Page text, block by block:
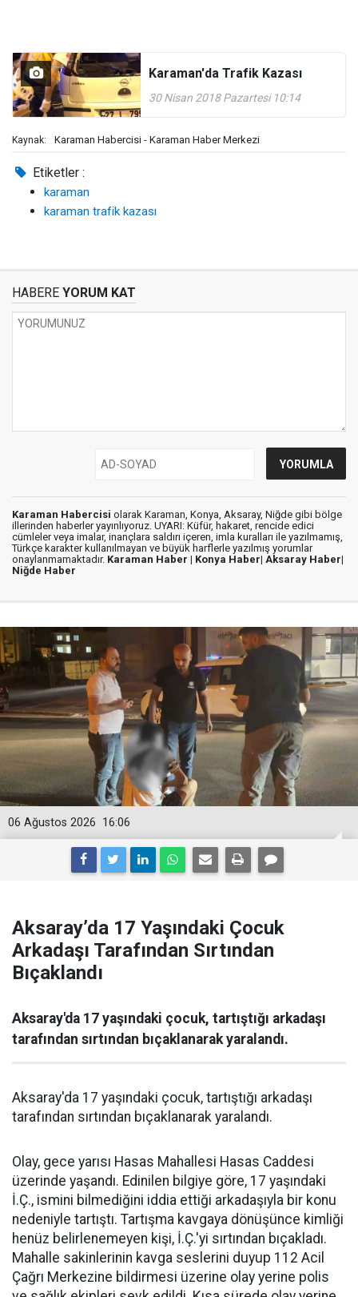
Karaman'da Trafik Kazası
30 Nisan 2018 Pazartesi 10:14
Kaynak: Karaman Habercisi - Karaman Haber Merkezi
Etiketler :
karaman
karaman trafik kazası
HABERE YORUM KAT
Karaman Habercisi olarak Karaman, Konya, Aksaray, Niğde gibi bölge
illerinden haberler yayınlıyoruz. UYARI: Küfür, hakaret, rencide edici
cümleler veya imalar, inançlara saldırı içeren, imla kuralları ile yazılmamış,
Türkçe karakter kullanılmayan ve büyük harflerle yazılmış yorumlar
onaylanmamaktadır. Karaman Haber | Konya Haber| Aksaray Haber|
Niğde Haber
16:06
06 Ağustos 2026
Aksaray’da 17 Yaşındaki Çocuk
Arkadaşı Tarafından Sırtından
Bıçaklandı
Aksaray'da 17 yaşındaki çocuk, tartıştığı arkadaşı
tarafından sırtından bıçaklanarak yaralandı.
Aksaray'da 17 yaşındaki çocuk, tartıştığı arkadaşı
tarafından sırtından bıçaklanarak yaralandı.
Olay, gece yarısı Hasas Mahallesi Hasas Caddesi
üzerinde yaşandı. Edinilen bilgiye göre, 17 yaşındaki
İ.Ç., ismini bilmediğini iddia ettiği arkadaşıyla bir konu
nedeniyle tartıştı. Tartışma kavgaya dönüşünce kimliği
henüz belirlenemeyen kişi, İ.Ç.'yi sırtından bıçakladı.
Mahalle sakinlerinin kavga seslerini duyup 112 Acil
Çağrı Merkezine bildirmesi üzerine olay yerine polis